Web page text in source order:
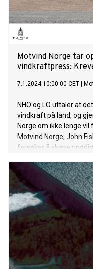
Motvind Norge tar
vindkraftpress:
7.1.2024 10:00:00 CET
NHO og LO uttaler at
vindkraft på land, og
Norge om ikke lenge
Motvind Norge, John
forsøker å skape